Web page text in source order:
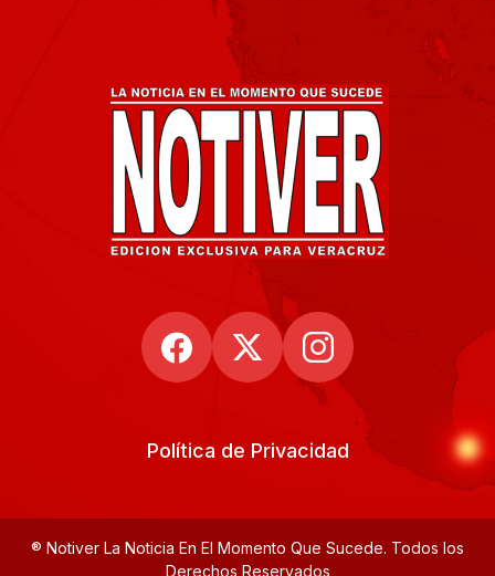
Política de Privacidad
® Notiver La Noticia En El Momento Que Sucede. Todos los
Derechos Reservados